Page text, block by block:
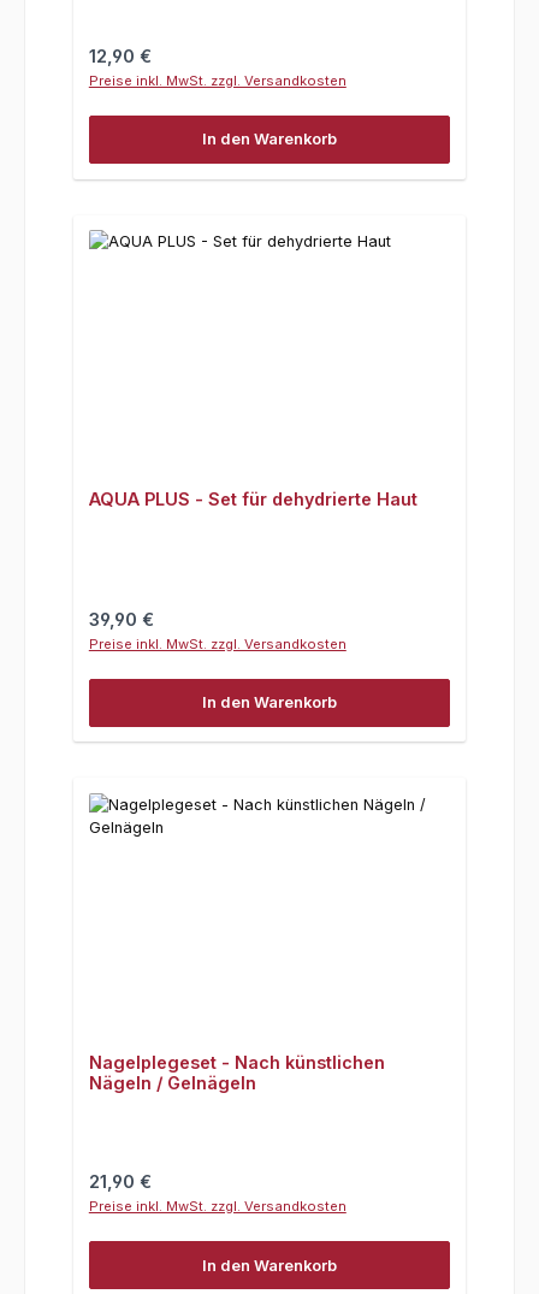
Regulärer Preis:
12,90 €
Preise inkl. MwSt. zzgl. Versandkosten
In den Warenkorb
AQUA PLUS - Set für dehydrierte Haut
Regulärer Preis:
39,90 €
Preise inkl. MwSt. zzgl. Versandkosten
In den Warenkorb
Nagelplegeset - Nach künstlichen
Nägeln / Gelnägeln
Regulärer Preis:
21,90 €
Preise inkl. MwSt. zzgl. Versandkosten
In den Warenkorb